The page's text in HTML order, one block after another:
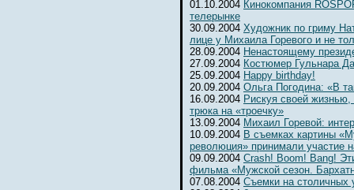
01.10.2004 Кинокомпания
телерынке
30.09.2004 Художник по гриму
лице у Михаила Горевого и не
28.09.2004 Ненастоящему
27.09.2004 Костюмер Гульнара
25.09.2004 Happy birthday!
20.09.2004 Ольга Погодина: «В
16.09.2004 Рискуя своей
трюка на «троечку»
13.09.2004 Михаил Горевой:
10.09.2004 В съемках картины
революция» принимали участие
09.09.2004 Crash! Boom! Bang!
фильма «Мужской сезон.
07.08.2004 Съемки на столичных